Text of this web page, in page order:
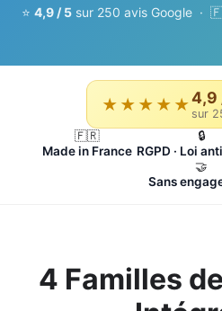
⭐ 4,9 / 5 sur 250 avis Google ·
★★★★★4,9
sur
🇫🇷
Made in France
🔒
RGPD · Loi
🤝
Sans
4 Familles